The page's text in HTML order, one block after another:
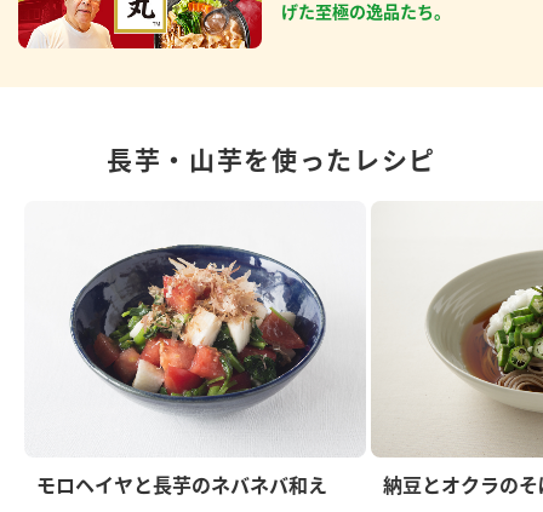
げた至極の逸品たち。
長芋・山芋を使ったレシピ
モロヘイヤと長芋のネバネバ和え 納豆とオクラのそ